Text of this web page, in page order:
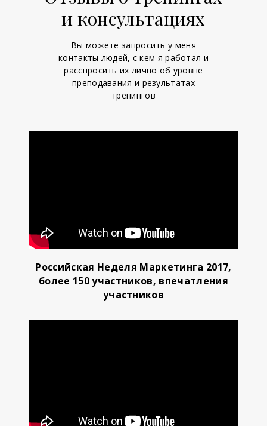
и консультациях
Вы можете запросить у меня
контакты людей, с кем я работал и
расспросить их лично об уровне
преподавания и результатах
тренингов
Российская Неделя Маркетинга 2017,
более 150 участников, впечатления
участников